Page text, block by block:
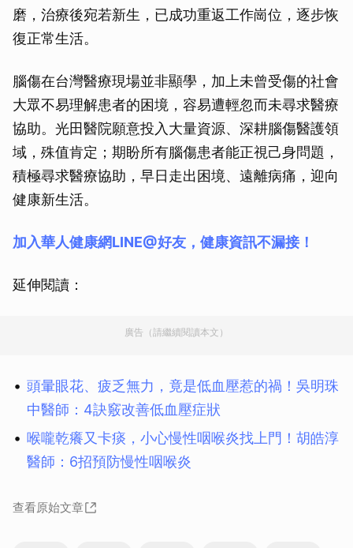
磨，治療後宛若新生，已成功重返工作崗位，逐步恢
復正常生活。
腦傷在台灣醫療現場並非顯學，加上未曾受傷的社會
大眾不易理解患者的困境，容易遭輕忽而未尋求醫療
協助。光田醫院願意投入大量資源、深耕腦傷醫護領
域，殊值肯定；期盼所有腦傷患者能正視己身問題，
積極尋求醫療協助，早日走出困境、遠離病痛，迎向
健康新生活。
加入華人健康網LINE@好友，健康資訊不漏接！
延伸閱讀：
廣告（請繼續閱讀本文）
頭暈眼花、疲乏無力，竟是低血壓惹的禍！吳明珠
中醫師：4訣竅改善低血壓症狀
喉嚨乾癢又卡痰，小心慢性咽喉炎找上門！胡皓淳
醫師：6招預防慢性咽喉炎
查看原始文章